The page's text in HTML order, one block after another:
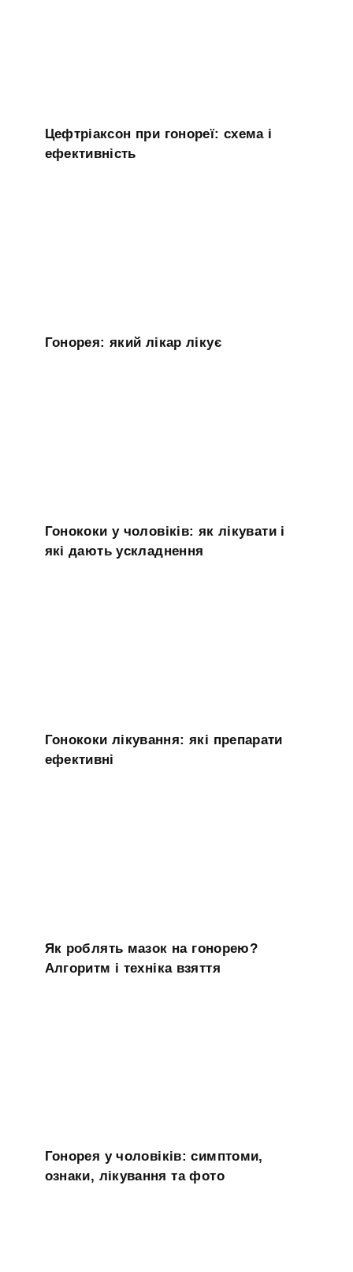
Цефтріаксон при гонореї: схема і
ефективність
Гонорея: який лікар лікує
Гонококи у чоловіків: як лікувати і
які дають ускладнення
Гонококи лікування: які препарати
ефективні
Як роблять мазок на гонорею?
Алгоритм і техніка взяття
Гонорея у чоловіків: симптоми,
ознаки, лікування та фото